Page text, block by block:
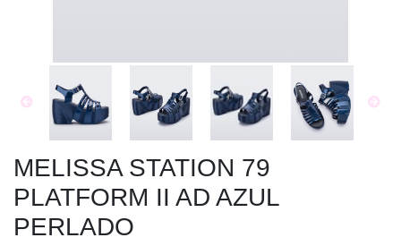
MELISSA STATION 79
PLATFORM II AD AZUL
PERLADO